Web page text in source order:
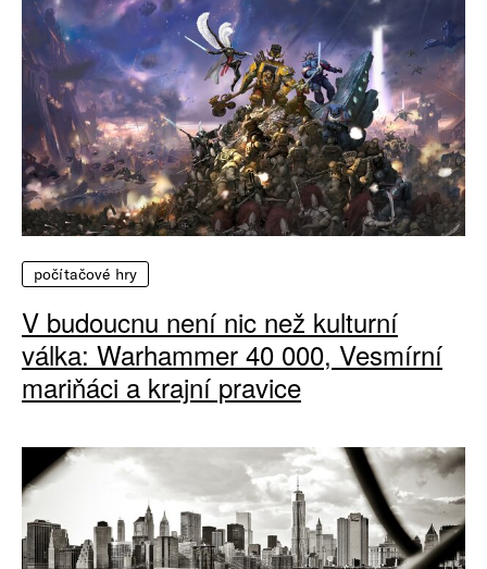
počítačové hry
V budoucnu není nic než kulturní
válka: Warhammer 40 000, Vesmírní
mariňáci a krajní pravice